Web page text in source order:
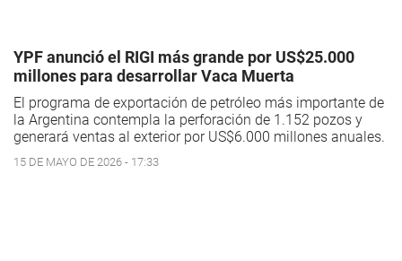
YPF anunció el RIGI más grande por US$25.000
millones para desarrollar Vaca Muerta
El programa de exportación de petróleo más importante de
la Argentina contempla la perforación de 1.152 pozos y
generará ventas al exterior por US$6.000 millones anuales.
15 DE MAYO DE 2026 - 17:33